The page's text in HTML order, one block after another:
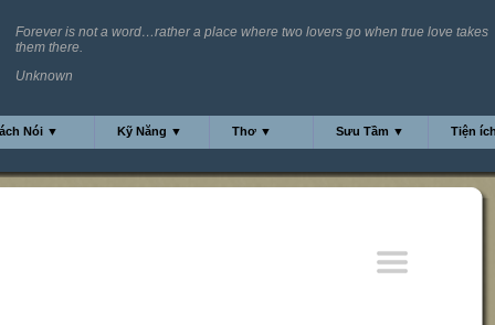
Forever is not a word…rather a place where two lovers go when true love takes
them there.
Unknown
Nói ▼ Kỹ Năng ▼ Thơ ▼ Sưu Tầm ▼ Tiện